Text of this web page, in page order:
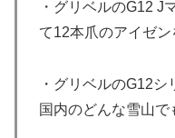
・グリベルのG12 J
て12本爪のアイゼン
・グリベルのG12シ
国内のどんな雪山で